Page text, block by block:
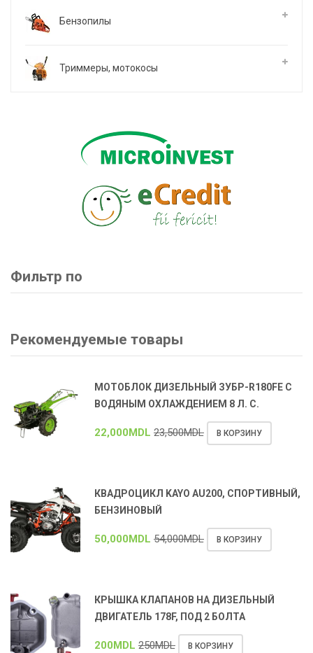
Бензопилы
Триммеры, мотокосы
Фильтр по
Рекомендуемые товары
МОТОБЛОК ДИЗЕЛЬНЫЙ ЗУБР-R180FE С
ВОДЯНЫМ ОХЛАЖДЕНИЕМ 8 Л. С.
22,000MDL 23,500MDL В КОРЗИНУ
КВАДРОЦИКЛ KAYO AU200, СПОРТИВНЫЙ,
БЕНЗИНОВЫЙ
50,000MDL 54,000MDL В КОРЗИНУ
КРЫШКА КЛАПАНОВ НА ДИЗЕЛЬНЫЙ
ДВИГАТЕЛЬ 178F, ПОД 2 БОЛТА
200MDL 250MDL В КОРЗИНУ